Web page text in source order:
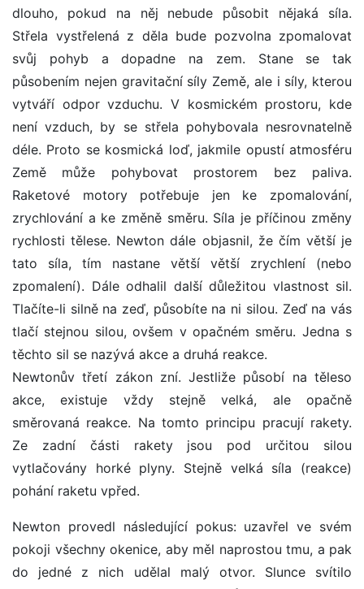
dlouho, pokud na něj nebude působit nějaká síla.
Střela vystřelená z děla bude pozvolna zpomalovat
svůj pohyb a dopadne na zem. Stane se tak
působením nejen gravitační síly Země, ale i síly, kterou
vytváří odpor vzduchu. V kosmickém prostoru, kde
není vzduch, by se střela pohybovala nesrovnatelně
déle. Proto se kosmická loď, jakmile opustí atmosféru
Země může pohybovat prostorem bez paliva.
Raketové motory potřebuje jen ke zpomalování,
zrychlování a ke změně směru. Síla je příčinou změny
rychlosti tělese. Newton dále objasnil, že čím větší je
tato síla, tím nastane větší větší zrychlení (nebo
zpomalení). Dále odhalil další důležitou vlastnost sil.
Tlačíte-li silně na zeď, působíte na ni silou. Zeď na vás
tlačí stejnou silou, ovšem v opačném směru. Jedna s
těchto sil se nazývá akce a druhá reakce.
Newtonův třetí zákon zní. Jestliže působí na těleso
akce, existuje vždy stejně velká, ale opačně
směrovaná reakce. Na tomto principu pracují rakety.
Ze zadní části rakety jsou pod určitou silou
vytlačovány horké plyny. Stejně velká síla (reakce)
pohání raketu vpřed.
Newton provedl následující pokus: uzavřel ve svém
pokoji všechny okenice, aby měl naprostou tmu, a pak
do jedné z nich udělal malý otvor. Slunce svítilo